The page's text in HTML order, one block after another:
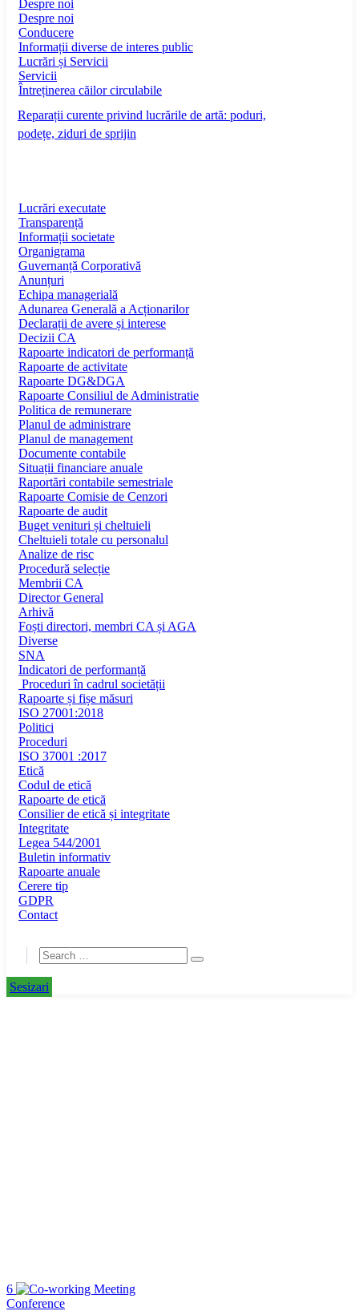
Despre noi
Despre noi
Conducere
Informații diverse de interes public
Lucrări și Servicii
Servicii
Întreținerea căilor circulabile
Reparații curente privind lucrările de artă: poduri,
podețe, ziduri de sprijin
Lucrări executate
Transparență
Informații societate
Organigrama
Guvernanță Corporativă
Anunțuri
Echipa managerială
Adunarea Generală a Acționarilor
Declarații de avere și interese
Decizii CA
Rapoarte indicatori de performanță
Rapoarte de activitate
Rapoarte DG&DGA
Rapoarte Consiliul de Administratie
Politica de remunerare
Planul de administrare
Planul de management
Documente contabile
Situații financiare anuale
Raportări contabile semestriale
Rapoarte Comisie de Cenzori
Rapoarte de audit
Buget venituri și cheltuieli
Cheltuieli totale cu personalul
Analize de risc
Procedură selecție
Membrii CA
Director General
Arhivă
Foști directori, membri CA și AGA
Diverse
SNA
Indicatori de performanță
Proceduri în cadrul societății
Rapoarte și fișe măsuri
ISO 27001:2018
Politici
Proceduri
ISO 37001 :2017
Etică
Codul de etică
Rapoarte de etică
Consilier de etică și integritate
Integritate
Legea 544/2001
Buletin informativ
Rapoarte anuale
Cerere tip
GDPR
Contact
Sesizari
6
Conference